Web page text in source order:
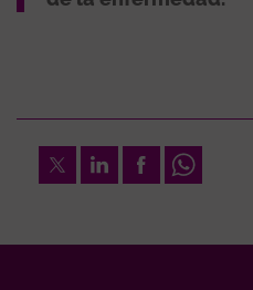
TwitterLinkedInFacebookWhatsapp